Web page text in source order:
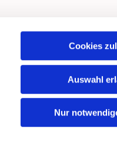
Cookies
Auswahl
Nur